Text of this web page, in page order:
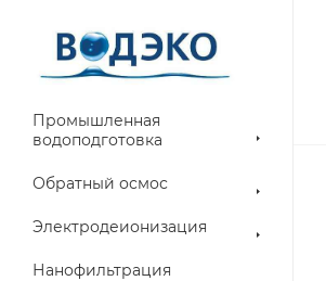
Промышленная
водоподготовка
Обратный осмос
Электродеионизация
Нанофильтрация